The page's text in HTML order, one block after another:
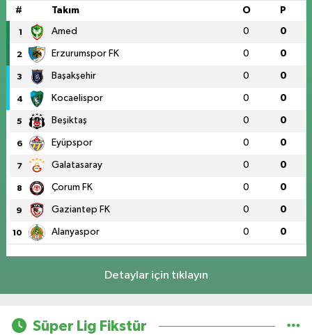
# Takım O P
1 Amed 0 0
2 Erzurumspor FK 0 0
3 Başakşehir 0 0
4 Kocaelispor 0 0
5 Beşiktaş 0 0
6 Eyüpspor 0 0
7 Galatasaray 0 0
8 Çorum FK 0 0
9 Gaziantep FK 0 0
10 Alanyaspor 0 0
Detaylar için tıklayın
Süper Lig Fikstür